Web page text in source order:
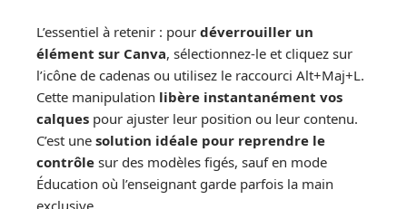
L’essentiel à retenir : pour déverrouiller un
élément sur Canva, sélectionnez-le et cliquez sur
l’icône de cadenas ou utilisez le raccourci Alt+Maj+L.
Cette manipulation libère instantanément vos
calques pour ajuster leur position ou leur contenu.
C’est une solution idéale pour reprendre le
contrôle sur des modèles figés, sauf en mode
Éducation où l’enseignant garde parfois la main
exclusive.